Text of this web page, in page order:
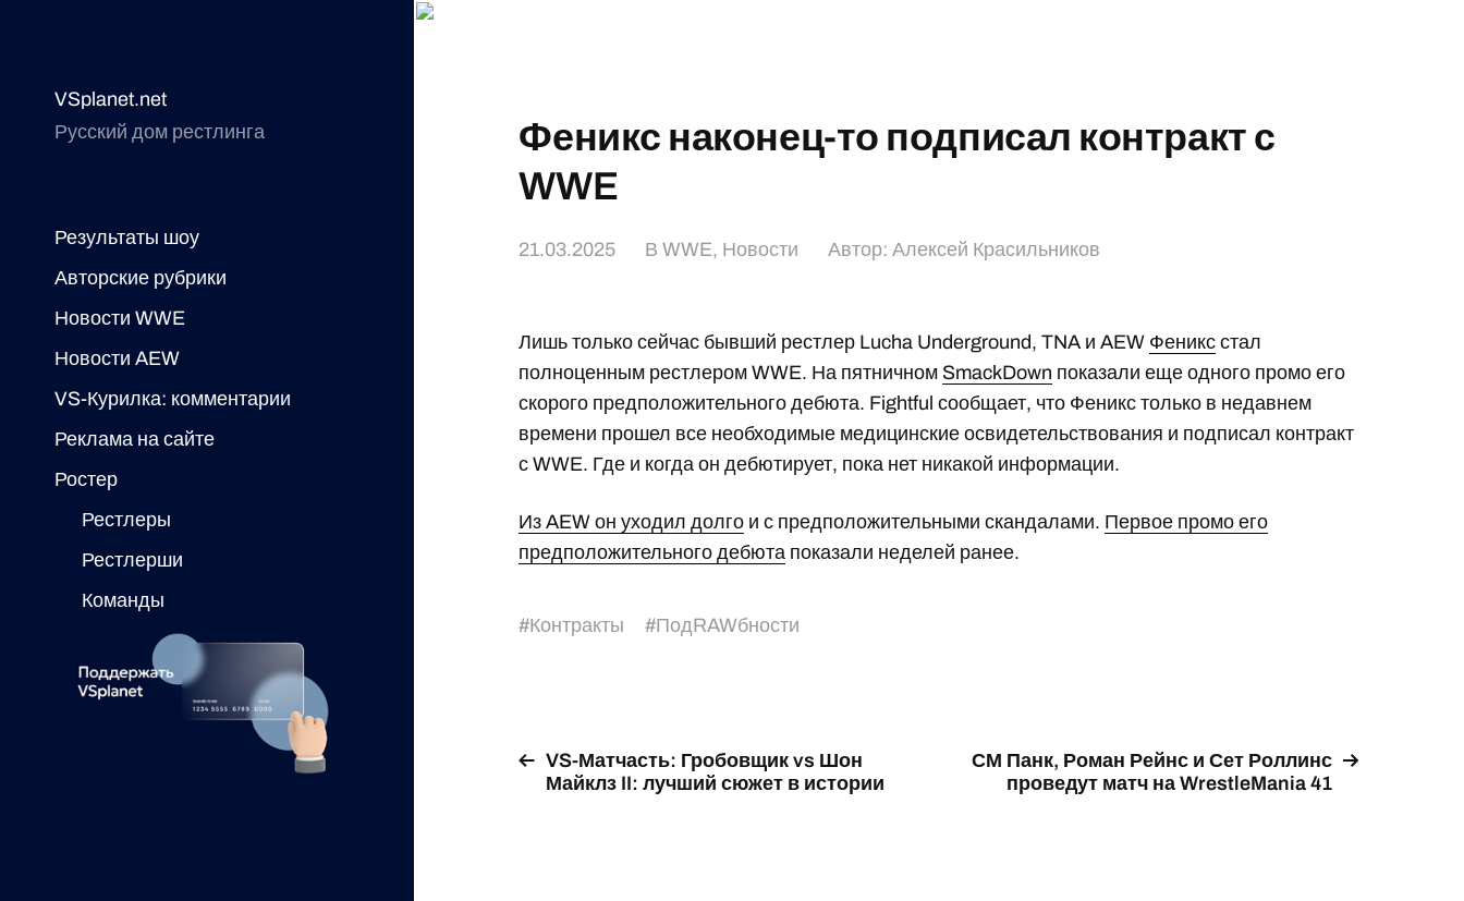
VSplanet.net
Русский дом рестлинга
Результаты шоу
Авторские рубрики
Новости WWE
Новости AEW
VS-Курилка: комментарии
Реклама на сайте
Ростер
Рестлеры
Рестлерши
Команды
Феникс наконец-то подписал контракт с
WWE
21.03.2025 ВWWE, Новости Автор:Алексей Красильников
Лишь только сейчас бывший рестлер Lucha Underground, TNA и AEW Феникс стал
полноценным рестлером WWE. На пятничном SmackDown показали еще одного промо его
скорого предположительного дебюта. Fightful сообщает, что Феникс только в недавнем
времени прошел все необходимые медицинские освидетельствования и подписал контракт
с WWE. Где и когда он дебютирует, пока нет никакой информации.
Из AEW он уходил долго и с предположительными скандалами. Первое промо его
предположительного дебюта показали неделей ранее.
#Контракты #ПодRAWбности
VS-Матчасть: Гробовщик vs Шон
Майклз II: лучший сюжет в истории
СМ Панк, Роман Рейнс и Сет Роллинс
проведут матч на WrestleMania 41